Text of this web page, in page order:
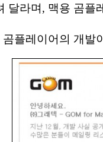
달라며, 맥용 곰플
플레이어의 개발